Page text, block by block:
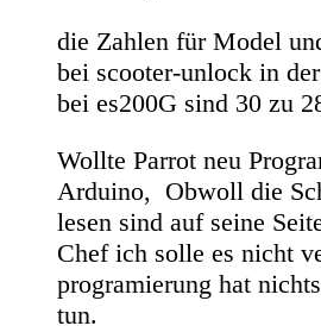
die Zahlen für Model
bei scooter-unlock in
bei es200G sind 30 zu
Wollte Parrot neu
Arduino, Obwoll die
lesen sind auf seine
Chef ich solle es nicht
programierung hat
tun.